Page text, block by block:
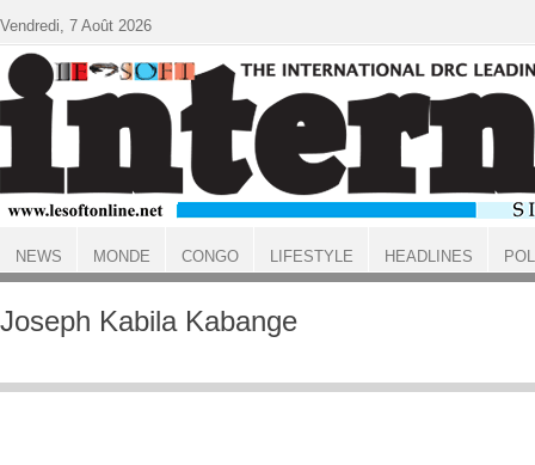
ACCUEIL
Joseph Kabila Kabange
Vendredi, 7 Août 2026
NEWS MONDE CONGO LIFESTYLE HEADLINES